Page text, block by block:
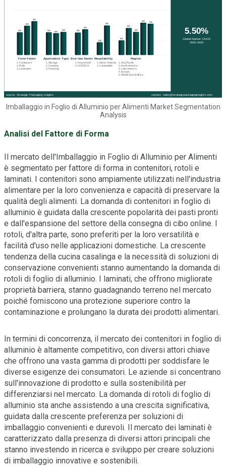
Imballaggio in Foglio di Alluminio per Alimenti Market Segmentation
Analysis
Analisi del Fattore di Forma
Il mercato dell'Imballaggio in Foglio di Alluminio per Alimenti
è segmentato per fattore di forma in contenitori, rotoli e
laminati. I contenitori sono ampiamente utilizzati nell'industria
alimentare per la loro convenienza e capacità di preservare la
qualità degli alimenti. La domanda di contenitori in foglio di
alluminio è guidata dalla crescente popolarità dei pasti pronti
e dall'espansione del settore della consegna di cibo online. I
rotoli, d'altra parte, sono preferiti per la loro versatilità e
facilità d'uso nelle applicazioni domestiche. La crescente
tendenza della cucina casalinga e la necessità di soluzioni di
conservazione convenienti stanno aumentando la domanda di
rotoli di foglio di alluminio. I laminati, che offrono migliorate
proprietà barriera, stanno guadagnando terreno nel mercato
poiché forniscono una protezione superiore contro la
contaminazione e prolungano la durata dei prodotti alimentari.
In termini di concorrenza, il mercato dei contenitori in foglio di
alluminio è altamente competitivo, con diversi attori chiave
che offrono una vasta gamma di prodotti per soddisfare le
diverse esigenze dei consumatori. Le aziende si concentrano
sull'innovazione di prodotto e sulla sostenibilità per
differenziarsi nel mercato. La domanda di rotoli di foglio di
alluminio sta anche assistendo a una crescita significativa,
guidata dalla crescente preferenza per soluzioni di
imballaggio convenienti e durevoli. Il mercato dei laminati è
caratterizzato dalla presenza di diversi attori principali che
stanno investendo in ricerca e sviluppo per creare soluzioni
di imballaggio innovative e sostenibili.